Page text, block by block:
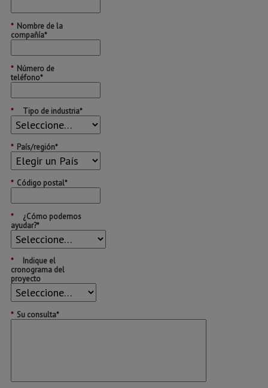
* Nombre de la
compañía*
* Número de
teléfono*
* Tipo de industria*
* País/región*
* Código postal*
*
¿Cómo podemos
ayudar?*
*
Indique el
cronograma del
proyecto
* Su consulta*